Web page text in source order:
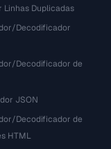
Linhas Duplicadas
Decodificador
Decodificador de
JSON
Decodificador de
HTML